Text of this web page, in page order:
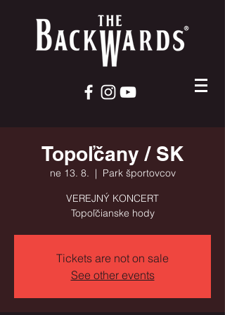
Topoľčany / SK
ne 13. 8.
  |
Park športovcov
VEREJNÝ KONCERT
Topoľčianske hody
Tickets are not on sale
See other events